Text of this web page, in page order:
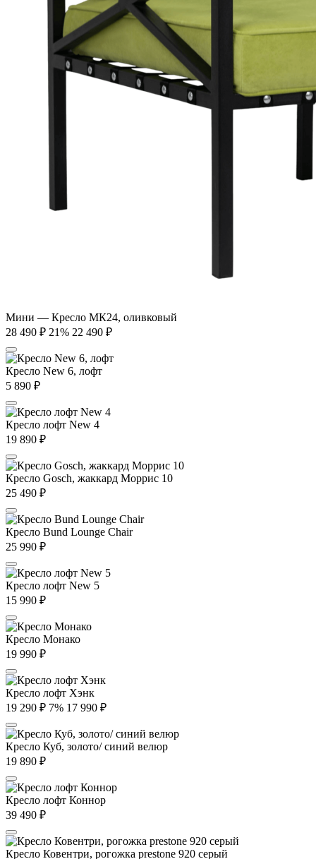
Мини — Кресло МК24, оливковый
28 490 ₽ 21% 22 490 ₽
Кресло New 6, лофт
5 890 ₽
Кресло лофт New 4
19 890 ₽
Кресло Gosch, жаккард Моррис 10
25 490 ₽
Кресло Bund Lounge Chair
25 990 ₽
Кресло лофт New 5
15 990 ₽
Кресло Монако
19 990 ₽
Кресло лофт Хэнк
19 290 ₽ 7% 17 990 ₽
Кресло Куб, золото/ синий велюр
19 890 ₽
Кресло лофт Коннор
39 490 ₽
Кресло Ковентри, рогожка prestone 920 серый